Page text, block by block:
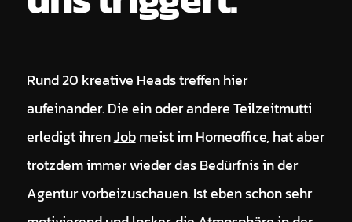
Rund 20 kreative Heads treffen hier
aufeinander. Die ein oder andere Teilzeitmutti
erledigt ihrenJobmeist im Homeoffice, hat aber
trotzdem immer wieder das Bedürfnis in der
Agentur vorbeizuschauen. Ist eben schon sehr